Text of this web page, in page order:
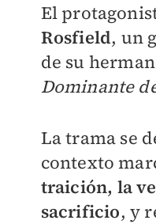
El
Rosfield, un
de su
Dominante
La trama se
contexto
traición, la
sacrificio, y